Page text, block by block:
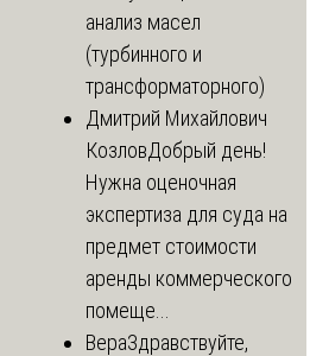
анализ масел
(турбинного и
трансформаторного)
Дмитрий Михайлович
КозловДобрый день!
Нужна оценочная
экспертиза для суда на
предмет стоимости
аренды коммерческого
помеще...
ВераЗдравствуйте,